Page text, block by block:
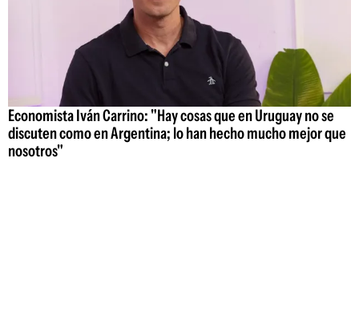
Economista Iván Carrino: "Hay cosas que en Uruguay no se
discuten como en Argentina; lo han hecho mucho mejor que
nosotros"